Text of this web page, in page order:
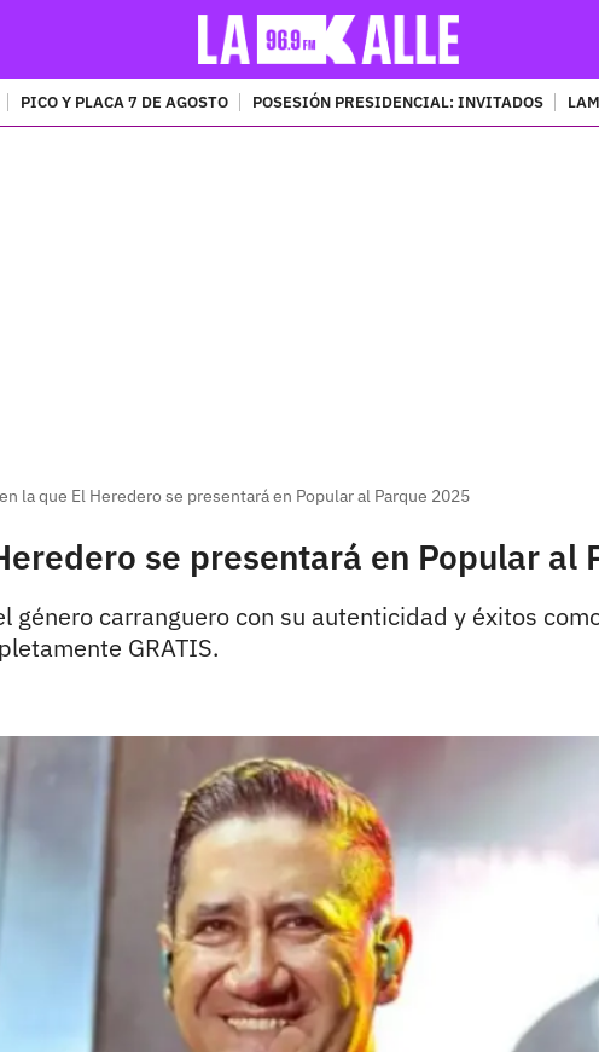
PICO Y PLACA 7 DE AGOSTO POSESIÓN PRESIDENCIAL: INVITADOS
la que El Heredero se presentará en Popular al Parque 2025
se presentará en Popular al
género carranguero con su autenticidad y éxitos
GRATIS.